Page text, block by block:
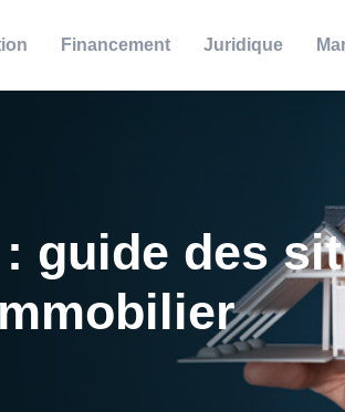
Financement Juridique
guide des